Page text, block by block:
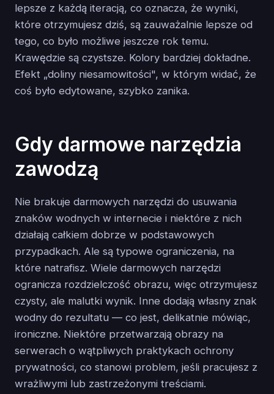
lepsze z każdą iteracją, co oznacza, że wyniki,
które otrzymujesz dziś, są zauważalnie lepsze od
tego, co było możliwe jeszcze rok temu.
Krawędzie są czystsze. Kolory bardziej dokładne.
Efekt „doliny niesamowitości", w którym widać, że
coś było edytowane, szybko zanika.
Gdy darmowe narzędzia
zawodzą
Nie brakuje darmowych narzędzi do usuwania
znaków wodnych w internecie i niektóre z nich
działają całkiem dobrze w podstawowych
przypadkach. Ale są typowe ograniczenia, na
które natrafisz. Wiele darmowych narzędzi
ogranicza rozdzielczość obrazu, więc otrzymujesz
czysty, ale malutki wynik. Inne dodają własny znak
wodny do rezultatu — co jest, delikatnie mówiąc,
ironiczne. Niektóre przetwarzają obrazy na
serwerach o wątpliwych praktykach ochrony
prywatności, co stanowi problem, jeśli pracujesz z
wrażliwymi lub zastrzeżonymi treściami.